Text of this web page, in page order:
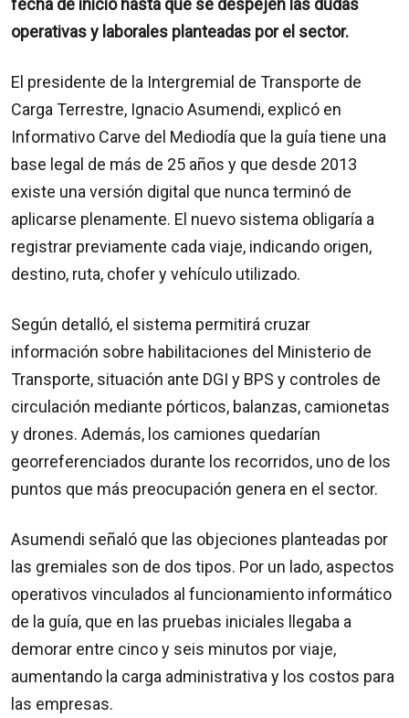
fecha de inicio hasta que se despejen las dudas
operativas y laborales planteadas por el sector.
El presidente de la Intergremial de Transporte de
Carga Terrestre, Ignacio Asumendi, explicó en
Informativo Carve del Mediodía que la guía tiene una
base legal de más de 25 años y que desde 2013
existe una versión digital que nunca terminó de
aplicarse plenamente. El nuevo sistema obligaría a
registrar previamente cada viaje, indicando origen,
destino, ruta, chofer y vehículo utilizado.
Según detalló, el sistema permitirá cruzar
información sobre habilitaciones del Ministerio de
Transporte, situación ante DGI y BPS y controles de
circulación mediante pórticos, balanzas, camionetas
y drones. Además, los camiones quedarían
georreferenciados durante los recorridos, uno de los
puntos que más preocupación genera en el sector.
Asumendi señaló que las objeciones planteadas por
las gremiales son de dos tipos. Por un lado, aspectos
operativos vinculados al funcionamiento informático
de la guía, que en las pruebas iniciales llegaba a
demorar entre cinco y seis minutos por viaje,
aumentando la carga administrativa y los costos para
las empresas.